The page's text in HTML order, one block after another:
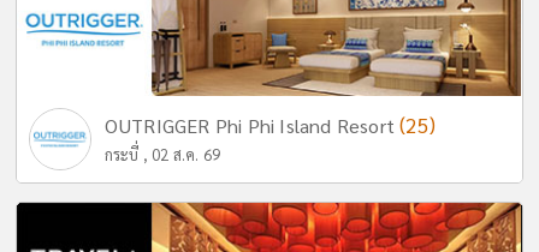
OUTRIGGER Phi Phi Island Resort(25)
กระบี่ , 02 ส.ค. 69